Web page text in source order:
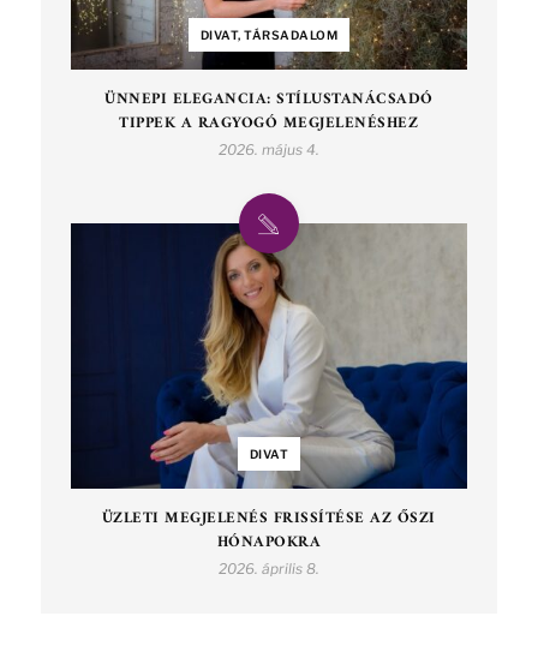
DIVAT, TÁRSADALOM
ÜNNEPI ELEGANCIA: STÍLUSTANÁCSADÓ
TIPPEK A RAGYOGÓ MEGJELENÉSHEZ
2026. május 4.
DIVAT
ÜZLETI MEGJELENÉS FRISSÍTÉSE AZ ŐSZI
HÓNAPOKRA
2026. április 8.